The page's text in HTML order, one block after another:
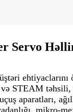
Servo
ehtiyaclarını
STEAM təhsili,
aparatları,